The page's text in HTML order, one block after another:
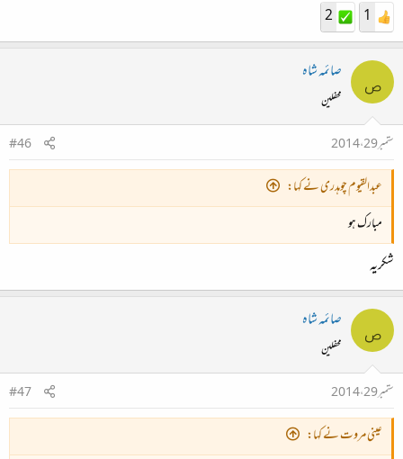
1
2
ص صائمہ شاہ
محفلین
ستمبر 29، 2014
#46
عبدالقیوم چوہدری نے کہا:
مبارک ہو
شکریہ
ص صائمہ شاہ
محفلین
ستمبر 29، 2014
#47
عینی مروت نے کہا: